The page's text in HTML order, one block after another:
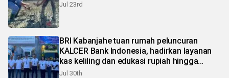
Jul 23rd
BRI Kabanjahe tuan rumah peluncuran
KALCER Bank Indonesia, hadirkan layanan
kas keliling dan edukasi rupiah hingga
pelosok Karo
Jul 30th